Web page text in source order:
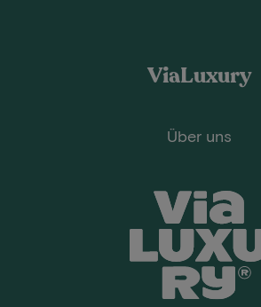
ViaLuxury
Über uns